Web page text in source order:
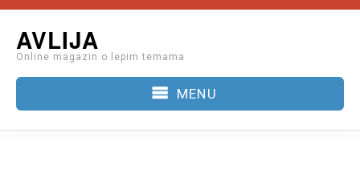
content
AVLIJA
Online magazin o lepim temama
MENU